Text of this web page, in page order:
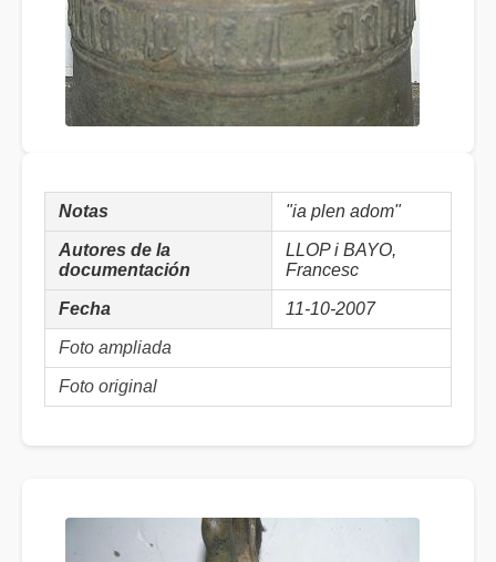
Notas "ia plen adom"
Autores de la
documentación
LLOP i BAYO,
Francesc
Fecha 11-10-2007
Foto ampliada
Foto original